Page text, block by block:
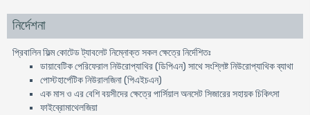
নির্দেশনা
প্রিবালিন ফিল্ম কোটেড ট্যাবলেট নিম্নোক্ত সকল ক্ষেত্রে নির্দেশিতঃ
ডায়াবেটিক পেরিফেরাল নিউরোপ্যাথির (ডিপিএন) সাথে সংশ্লিষ্ট নিউরোপ্যাথিক ব্যাথা
পোস্টহার্পেটিক নিউরালজিনা (পিএইচএন)
এক মাস ও এর বেশি বয়সীদের ক্ষেত্রে পার্সিয়াল অনসেট সিজারের সহায়ক চিকিৎসা
ফাইব্রোমাথেলজিয়া